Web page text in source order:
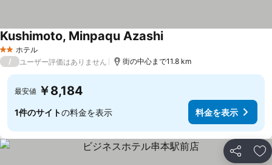
2 ホテルのランク
ホテル
Kushimoto, Minpaqu Azashi
/ ユーザー評価はありません 街の中心まで11.8 km
最安値 ￥8,184
1件のサイトの料金を表示 料金を表示
シェア お